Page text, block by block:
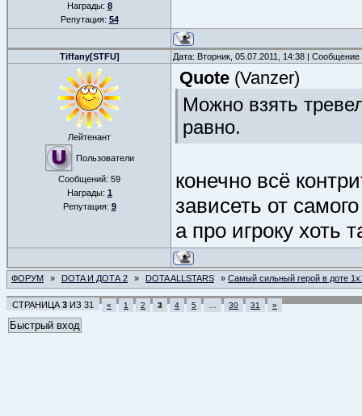
Награды: 8
Репутация: 54
Tiffany[STFU] Дата: Вторник, 05.07.2011, 14:38 |
Лейтенант
Пользователи
Сообщений: 59
Награды: 1
Репутация: 9
Quote (Vanzer)
Можно взять
равно.
конечно всё
зависеть от
а про игроку хоть
ФОРУМ » DOTA И ДОТА 2 » DOTA ALLSTARS » Самый сильный герой в доте
СТРАНИЦА 3 ИЗ 31 « 1 2 3 4 5 30 31 »